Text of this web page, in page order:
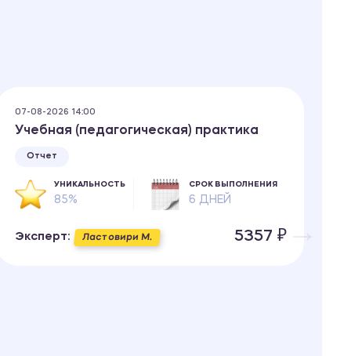
07-08-2026 14:00
Учебная (педагогическая) практика
Отчет
УНИКАЛЬНОСТЬ
85%
СРОК ВЫПОЛНЕНИЯ
6 ДНЕЙ
Эксперт: Ластовири М. 5357 ₽